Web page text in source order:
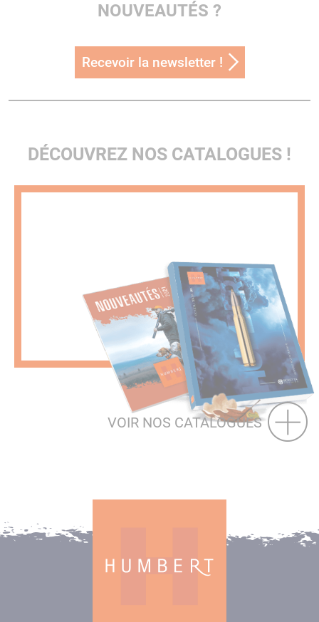
NOUVEAUTÉS ?
Recevoir la newsletter !
DÉCOUVREZ NOS CATALOGUES !
VOIR NOS CATALOGUES